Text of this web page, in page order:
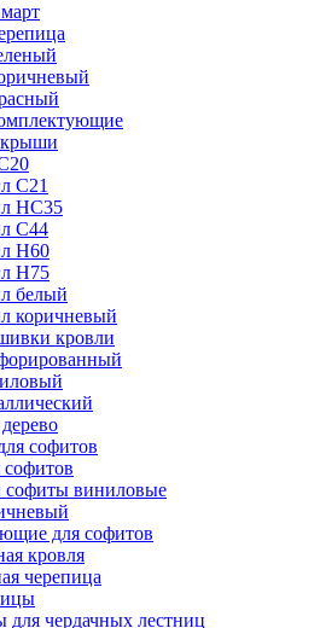
крыши
С21
НС35
С44
Н60
Н75
белый
коричневый
кровли
софитов
софитов
софиты виниловые
для софитов
кровля
черепица
для чердачных лестниц